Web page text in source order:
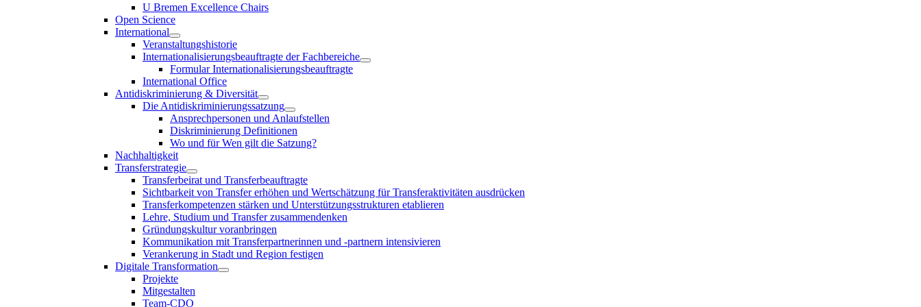
U Bremen Excellence Chairs
Open Science
International
Veranstaltungshistorie
Internationalisierungsbeauftragte der Fachbereiche
Formular Internationalisierungsbeauftragte
International Office
Antidiskriminierung & Diversität
Die Antidiskriminierungssatzung
Ansprechpersonen und Anlaufstellen
Diskriminierung Definitionen
Wo und für Wen gilt die Satzung?
Nachhaltigkeit
Transferstrategie
Transferbeirat und Transferbeauftragte
Sichtbarkeit von Transfer erhöhen und Wertschätzung für Transferaktivitäten ausdrücken
Transferkompetenzen stärken und Unterstützungsstrukturen etablieren
Lehre, Studium und Transfer zusammendenken
Gründungskultur voranbringen
Kommunikation mit Transferpartnerinnen und -partnern intensivieren
Verankerung in Stadt und Region festigen
Digitale Transformation
Projekte
Mitgestalten
Team-CDO